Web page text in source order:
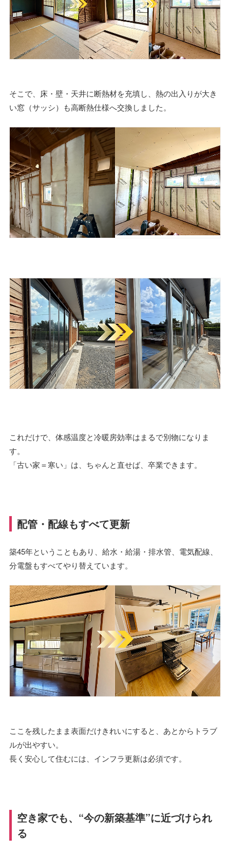
そこで、床・壁・天井に断熱材を充填し、熱の出入りが大き
い窓（サッシ）も高断熱仕様へ交換しました。
これだけで、体感温度と冷暖房効率はまるで別物になりま
す。
「古い家＝寒い」は、ちゃんと直せば、卒業できます。
配管・配線もすべて更新
築45年ということもあり、給水・給湯・排水管、電気配線、
分電盤もすべてやり替えています。
ここを残したまま表面だけきれいにすると、あとからトラブ
ルが出やすい。
長く安心して住むには、インフラ更新は必須です。
空き家でも、“今の新築基準”に近づけられ
る